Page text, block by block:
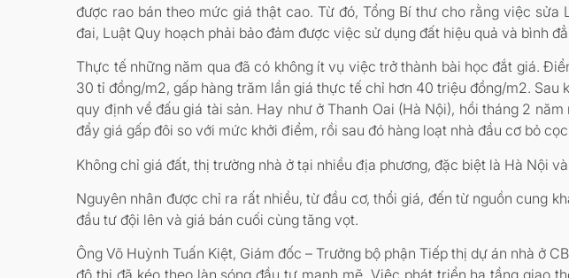
được rao bán theo mức giá thật cao. Từ đó, Tổng Bí thư cho rằng việc sửa
đai, Luật Quy hoạch phải bảo đảm được việc sử dụng đất hiệu quả và bình
Thực tế những năm qua đã có không ít vụ việc trở thành bài học đắt giá.
30 tỉ đồng/m2, gấp hàng trăm lần giá thực tế chỉ hơn 40 triệu đồng/m2.
quy định về đấu giá tài sản. Hay như ở Thanh Oai (Hà Nội), hồi tháng 2
đẩy giá gấp đôi so với mức khởi điểm, rồi sau đó hàng loạt nhà đầu cơ bỏ
Không chỉ giá đất, thị trường nhà ở tại nhiều địa phương, đặc biệt là Hà Nội
Nguyên nhân được chỉ ra rất nhiều, từ đầu cơ, thổi giá, đến từ nguồn cung
đầu tư đội lên và giá bán cuối cùng tăng vọt.
Ông Võ Huỳnh Tuấn Kiệt, Giám đốc – Trưởng bộ phận Tiếp thị dự án nhà ở